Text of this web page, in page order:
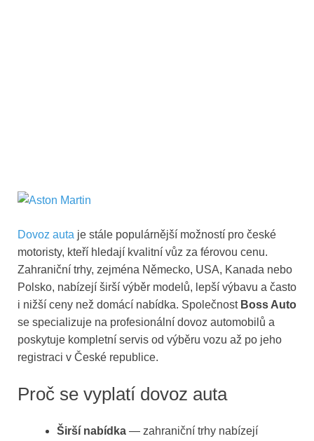
Dovoz auta je stále populárnější možností pro české
motoristy, kteří hledají kvalitní vůz za férovou cenu.
Zahraniční trhy, zejména Německo, USA, Kanada nebo
Polsko, nabízejí širší výběr modelů, lepší výbavu a často
i nižší ceny než domácí nabídka. Společnost Boss Auto
se specializuje na profesionální dovoz automobilů a
poskytuje kompletní servis od výběru vozu až po jeho
registraci v České republice.
Proč se vyplatí dovoz auta
Širší nabídka — zahraniční trhy nabízejí